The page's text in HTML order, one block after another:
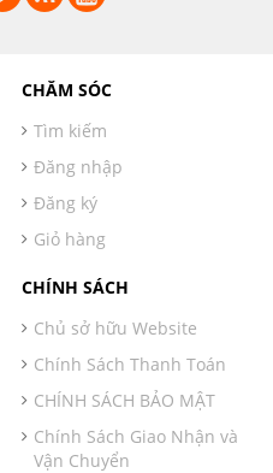
CHĂM SÓC
Tìm kiếm
Đăng nhập
Đăng ký
Giỏ hàng
CHÍNH SÁCH
Chủ sở hữu Website
Chính Sách Thanh Toán
CHÍNH SÁCH BẢO MẬT
Chính Sách Giao Nhận và
Vận Chuyển